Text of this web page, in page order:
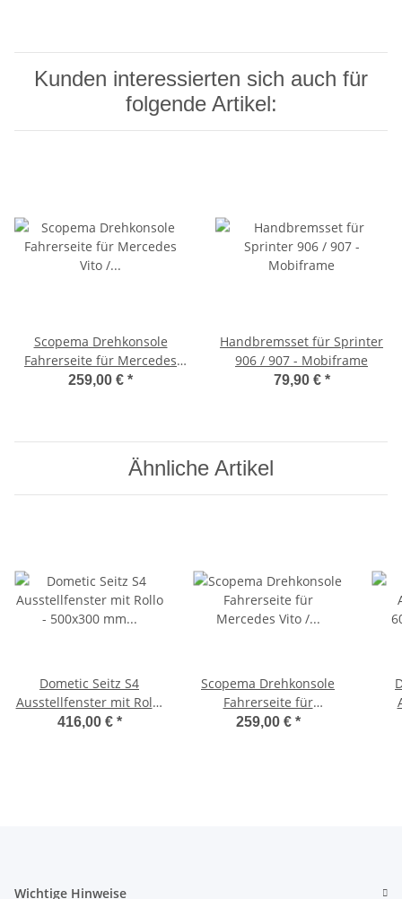
Kunden interessierten sich auch für
folgende Artikel:
Scopema Drehkonsole
Fahrerseite für Mercedes
Vito / Viano W447 ab 2015 -
259,00 € *
Handbremsset für Sprinter
906 / 907 - Mobiframe
79,90 € *
Ähnliche Artikel
Dometic Seitz S4
Ausstellfenster mit Rollo
- 500x300 mm (BxH) -
416,00 € *
Scopema Drehkonsole
Fahrerseite für
Mercedes Vito / Viano
259,00 € *
Wichtige Hinweise